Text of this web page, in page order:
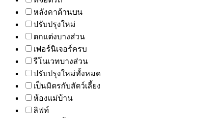
หลังคาด้านบน
ปรับปรุงใหม่
ตกแต่งบางส่วน
เฟอร์นิเจอร์ครบ
รีโนเวทบางส่วน
ปรับปรุงใหม่ทั้งหมด
เป็นมิตรกับสัตว์เลี้ยง
ห้องแม่บ้าน
ลิฟท์